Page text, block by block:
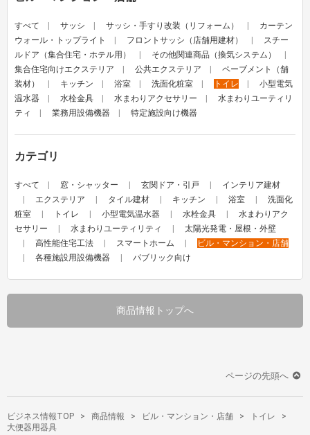
すべて サッシ サッシ・手すり改装（リフォーム）
カーテン
ウォール・トップライト
フロントサッシ（店舗用建材）
スチー
ルドア（集合住宅・ホテル用）
その他関連商品（換気システム）
集合住宅向けエクステリア
公共エクステリア
ペーブメント（舗
装材）
キッチン 浴室 洗面化粧室 トイレ
小型電気
温水器
水栓金具 水まわりアクセサリー
水まわりユーティリ
ティ
業務用設備機器 特定施設向け機器
カテゴリ
すべて 窓・シャッター 玄関ドア・引戸
インテリア建材
エクステリア
タイル建材 キッチン 浴室
洗面化
粧室
トイレ 小型電気温水器 水栓金具
水まわりアク
セサリー
水まわりユーティリティ
太陽光発電・屋根・外壁
高性能住宅工法
スマートホーム
ビル・マンション・店舗
各種施設用設備機器
パブリック向け
商品情報トップへ
ページの先頭へ
ビジネス情報TOP 商品情報 ビル・マンション・店舗
トイレ
大便器用器具